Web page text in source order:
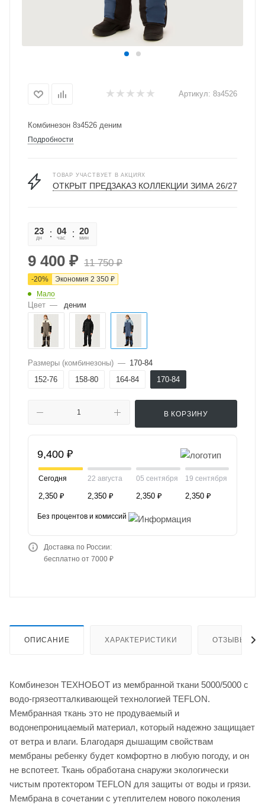
Артикул: 8з4526
Комбинезон 8з4526 деним
Подробности
ТОВАР УЧАСТВУЕТ В АКЦИЯХ
ОТКРЫТ ПРЕДЗАКАЗ КОЛЛЕКЦИИ ЗИМА 26/27
23
дн
04
час
20
мин
9 400 ₽ 11 750₽
-20% Экономия 2 350 ₽
Мало
Цвет — деним
Размеры (комбинезоны) — 170-84
152-76
158-80 164-84 170-84
В КОРЗИНУ
9,400 ₽
Сегодня
2,350 ₽
22 августа
2,350 ₽
05 сентября
2,350 ₽
19 сентября
2,350 ₽
Без процентов и комиссий
Доставка по России:
бесплатно от 7000 ₽
ОПИСАНИЕ ХАРАКТЕРИСТИКИ ОТЗЫВЫ
Комбинезон ТЕХНОБОТ из мембранной ткани 5000/5000 с
водо-грязеотталкивающей технологией TEFLON.
Мембранная ткань это не продуваемый и
водонепроницаемый материал, который надежно защищает
от ветра и влаги. Благодаря дышащим свойствам
мембраны ребенку будет комфортно в любую погоду, и он
не вспотеет. Ткань обработана снаружи экологически
чистым протектором TEFLON для защиты от воды и грязи.
Мембрана в сочетании с утеплителем нового поколения